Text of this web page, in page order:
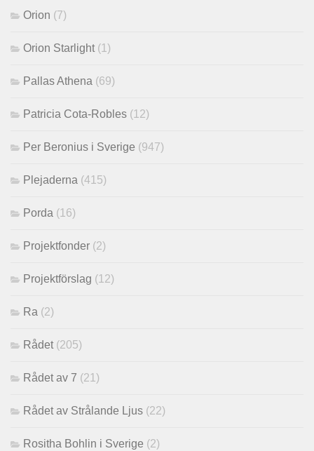
Orion (7)
Orion Starlight (1)
Pallas Athena (69)
Patricia Cota-Robles (12)
Per Beronius i Sverige (947)
Plejaderna (415)
Porda (16)
Projektfonder (2)
Projektförslag (12)
Ra (2)
Rådet (205)
Rådet av 7 (21)
Rådet av Strålande Ljus (22)
Rositha Bohlin i Sverige (2)